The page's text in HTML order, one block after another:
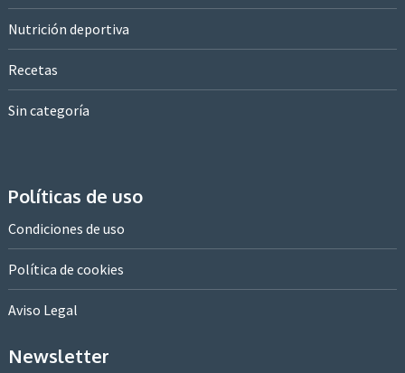
Nutrición deportiva
Recetas
Sin categoría
Políticas de uso
Condiciones de uso
Política de cookies
Aviso Legal
Newsletter